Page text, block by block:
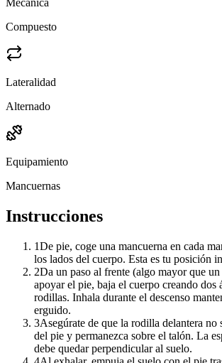
Compuesto
Lateralidad
Alternado
Equipamiento
Mancuernas
Instrucciones
1De pie, coge una mancuerna en cada
los lados del cuerpo. Esta es tu posición
2Da un paso al frente (algo mayor que
apoyar el pie, baja el cuerpo creando dos
rodillas. Inhala durante el descenso
erguido.
3Asegúrate de que la rodilla delantera no
del pie y permanezca sobre el talón. La
debe quedar perpendicular al suelo.